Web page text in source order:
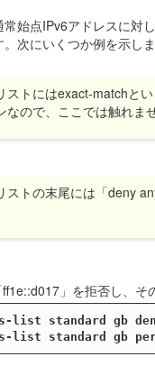
始点IPv6アドレスに
次にいくつか例を示し
ストにはexact-matchと
なので、ここでは触れま
ストの末尾には「deny
」を拒否し、そ
list standard gb
list standard gb